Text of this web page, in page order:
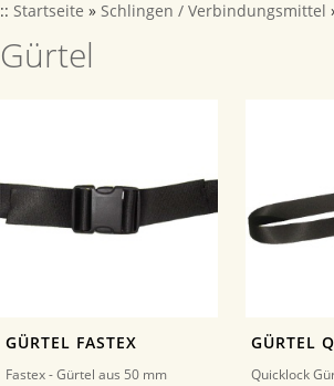
:: Startseite » Schlingen / Verbindungsmittel
Gürtel
GÜRTEL FASTEX
Fastex - Gürtel aus 50 mm
GÜRTEL
Quicklock